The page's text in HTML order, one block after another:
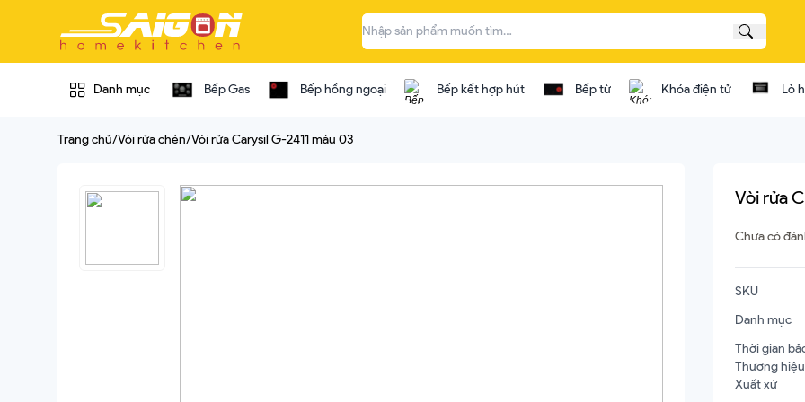
Tìm kiếm
Danh mục
Bếp / bếp từ / bếp gas...
Bếp Gas Bếp hồng ngoại Bếp kết hợp hút Bếp từ Khóa điện tử Lò
Trang chủ/Vòi rửa chén/Vòi rửa Carysil G-2411 màu 03
Vòi rửa
Chưa có
SKU
Danh mục
Thời gian
Thương hiệu
Xuất xứ